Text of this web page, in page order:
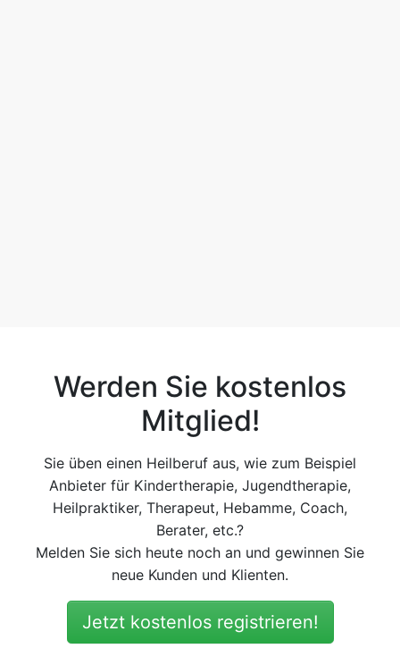
Werden Sie kostenlos
Mitglied!
Sie üben einen Heilberuf aus, wie zum Beispiel
Anbieter für Kindertherapie, Jugendtherapie,
Heilpraktiker, Therapeut, Hebamme, Coach,
Berater, etc.?
Melden Sie sich heute noch an und gewinnen Sie
neue Kunden und Klienten.
Jetzt kostenlos registrieren!